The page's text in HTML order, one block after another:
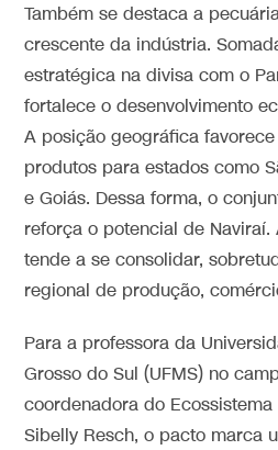
Também se destaca a
crescente da indústria.
estratégica na divisa com o
fortalece o desenvolvimento
A posição geográfica
produtos para estados como
e Goiás. Dessa forma, o
reforça o potencial de
tende a se consolidar,
regional de produção,
Para a professora da
Grosso do Sul (UFMS) no
coordenadora do
Sibelly Resch, o pacto marca